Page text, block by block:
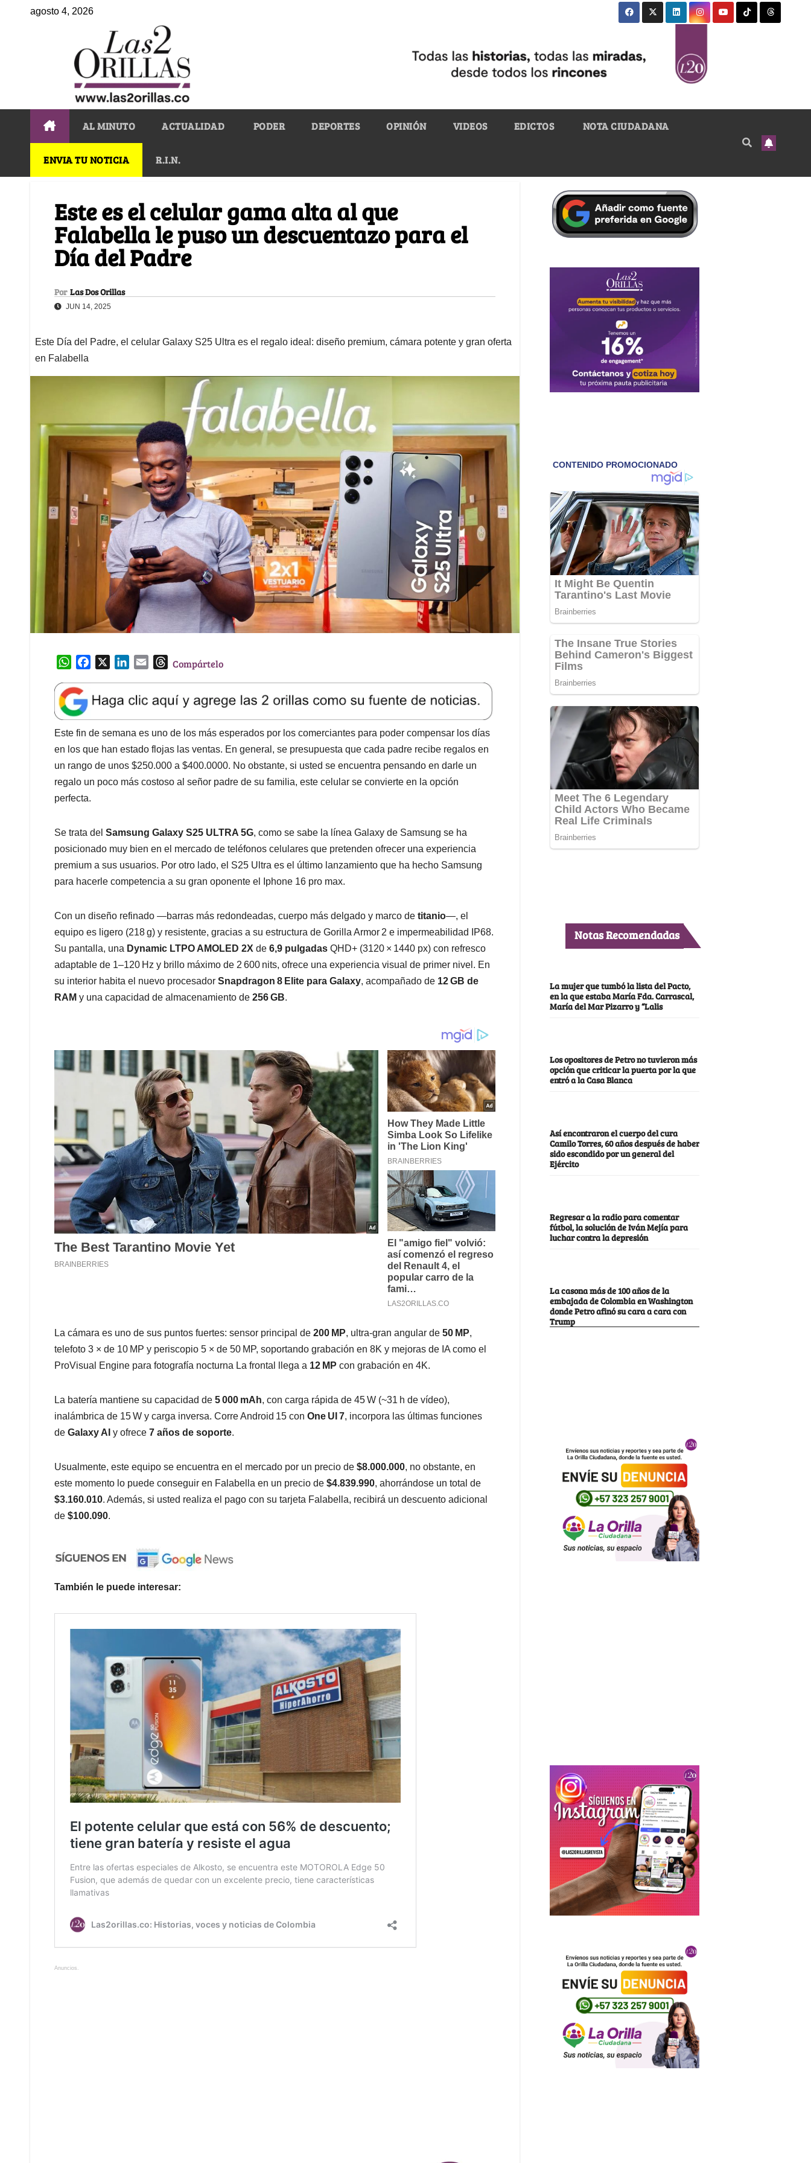
agosto 4, 2026
AL MINUTO ACTUALIDAD PODER DEPORTES OPINIÓN VIDEOS EDICTOS NOTA CIUDADANA
ENVIA TU NOTICIA R.I.N.
Este es el celular gama alta al que
Falabella le puso un descuentazo para el
Día del Padre
Por Las Dos Orillas
JUN 14, 2025
Este Día del Padre, el celular Galaxy S25 Ultra es el regalo ideal: diseño premium, cámara potente y gran oferta
en Falabella
W
a
t
s
A
p
p
e
b
o
o
k
k
e
d
I
n
l
T
e
a
d
s
Compártelo
Este fin de semana es uno de los más esperados por los comerciantes para poder compensar los días
en los que han estado flojas las ventas. En general, se presupuesta que cada padre recibe regalos en
un rango de unos $250.000 a $400.0000. No obstante, si usted se encuentra pensando en darle un
regalo un poco más costoso al señor padre de su familia, este celular se convierte en la opción
perfecta.
Se trata del Samsung Galaxy S25 ULTRA 5G, como se sabe la línea Galaxy de Samsung se ha
posicionado muy bien en el mercado de teléfonos celulares que pretenden ofrecer una experiencia
premium a sus usuarios. Por otro lado, el S25 Ultra es el último lanzamiento que ha hecho Samsung
para hacerle competencia a su gran oponente el Iphone 16 pro max.
Con un diseño refinado —barras más redondeadas, cuerpo más delgado y marco de titanio—, el
equipo es ligero (218 g) y resistente, gracias a su estructura de Gorilla Armor 2 e impermeabilidad IP68.
Su pantalla, una Dynamic LTPO AMOLED 2X de 6,9 pulgadas QHD+ (3120 × 1440 px) con refresco
adaptable de 1–120 Hz y brillo máximo de 2 600 nits, ofrece una experiencia visual de primer nivel. En
su interior habita el nuevo procesador Snapdragon 8 Elite para Galaxy, acompañado de 12 GB de
RAM y una capacidad de almacenamiento de 256 GB.
La cámara es uno de sus puntos fuertes: sensor principal de 200 MP, ultra‑gran angular de 50 MP,
telefoto 3 × de 10 MP y periscopio 5 × de 50 MP, soportando grabación en 8K y mejoras de IA como el
ProVisual Engine para fotografía nocturna La frontal llega a 12 MP con grabación en 4K.
La batería mantiene su capacidad de 5 000 mAh, con carga rápida de 45 W (~31 h de vídeo),
inalámbrica de 15 W y carga inversa. Corre Android 15 con One UI 7, incorpora las últimas funciones
de Galaxy AI y ofrece 7 años de soporte.
Usualmente, este equipo se encuentra en el mercado por un precio de $8.000.000, no obstante, en
este momento lo puede conseguir en Falabella en un precio de $4.839.990, ahorrándose un total de
$3.160.010. Además, si usted realiza el pago con su tarjeta Falabella, recibirá un descuento adicional
de $100.090.
También le puede interesar:
Anuncios.
Notas Recomendadas
La mujer que tumbó la lista del Pacto,
en la que estaba María Fda. Carrascal,
María del Mar Pizarro y “Lalis
Los opositores de Petro no tuvieron más
opción que criticar la puerta por la que
entró a la Casa Blanca
Así encontraron el cuerpo del cura
Camilo Torres, 60 años después de haber
sido escondido por un general del
Ejército
Regresar a la radio para comentar
fútbol, la solución de Iván Mejía para
luchar contra la depresión
La casona más de 100 años de la
embajada de Colombia en Washington
donde Petro afinó su cara a cara con
Trump